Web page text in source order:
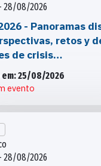
28/08/2026
- Panoramas
retos y
de crisis…
em: 25/08/2026
evento
28/08/2026